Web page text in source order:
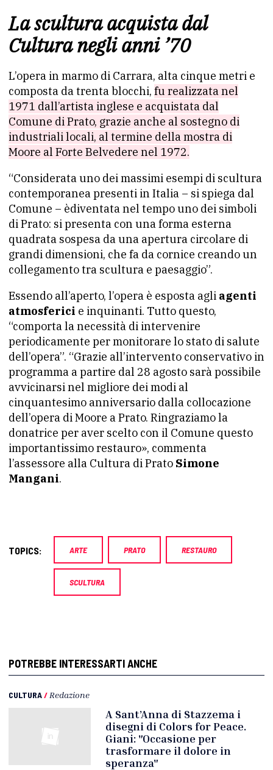
La scultura acquista dal
Cultura negli anni ’70
L’opera in marmo di Carrara, alta cinque metri e
composta da trenta blocchi, fu realizzata nel
1971 dall’artista inglese e acquistata dal
Comune di Prato, grazie anche al sostegno di
industriali locali, al termine della mostra di
Moore al Forte Belvedere nel 1972.
“Considerata uno dei massimi esempi di scultura
contemporanea presenti in Italia – si spiega dal
Comune – èdiventata nel tempo uno dei simboli
di Prato: si presenta con una forma esterna
quadrata sospesa da una apertura circolare di
grandi dimensioni, che fa da cornice creando un
collegamento tra scultura e paesaggio”.
Essendo all’aperto, l’opera è esposta agli agenti
atmosferici e inquinanti. Tutto questo,
“comporta la necessità di intervenire
periodicamente per monitorare lo stato di salute
dell’opera”. “Grazie all’intervento conservativo in
programma a partire dal 28 agosto sarà possibile
avvicinarsi nel migliore dei modi al
cinquantesimo anniversario dalla collocazione
dell’opera di Moore a Prato. Ringraziamo la
donatrice per aver scelto con il Comune questo
importantissimo restauro», commenta
l’assessore alla Cultura di Prato Simone
Mangani.
TOPICS: ARTE PRATO RESTAURO
SCULTURA
POTREBBE INTERESSARTI ANCHE
CULTURA/ Redazione
A Sant’Anna di Stazzema i
disegni di Colors for Peace.
Giani: "Occasione per
trasformare il dolore in
speranza"